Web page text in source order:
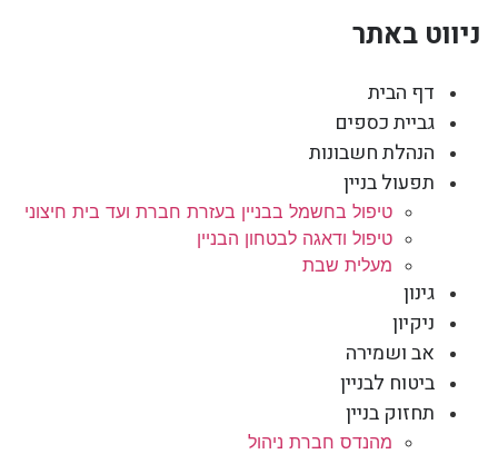
ניווט באתר
דף הבית
גביית כספים
הנהלת חשבונות
תפעול בניין
טיפול בחשמל בבניין בעזרת חברת ועד בית חיצוני
טיפול ודאגה לבטחון הבניין
מעלית שבת
גינון
ניקיון
אב ושמירה
ביטוח לבניין
תחזוק בניין
מהנדס חברת ניהול